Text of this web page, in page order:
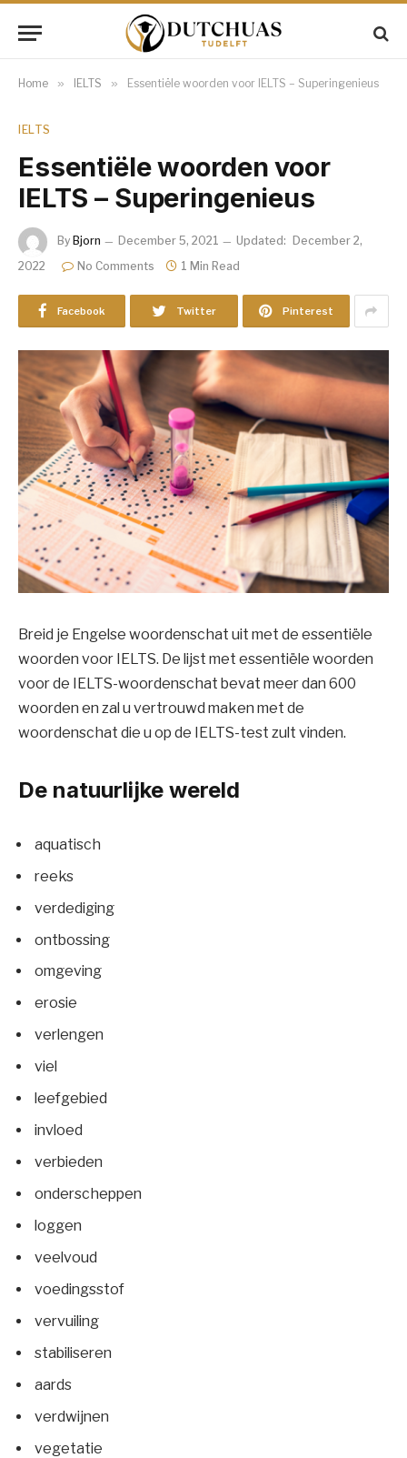
Home » IELTS » Essentiële woorden voor IELTS – Superingenieus
IELTS
Essentiële woorden voor
IELTS – Superingenieus
By Bjorn December 5, 2021 Updated:
December 2,
2022
No Comments 1 Min Read
Facebook Twitter Pinterest
Breid je Engelse woordenschat uit met de essentiële
woorden voor IELTS. De lijst met essentiële woorden
voor de IELTS-woordenschat bevat meer dan 600
woorden en zal u vertrouwd maken met de
woordenschat die u op de IELTS-test zult vinden.
De natuurlijke wereld
aquatisch
reeks
verdediging
ontbossing
omgeving
erosie
verlengen
viel
leefgebied
invloed
verbieden
onderscheppen
loggen
veelvoud
voedingsstof
vervuiling
stabiliseren
aards
verdwijnen
vegetatie